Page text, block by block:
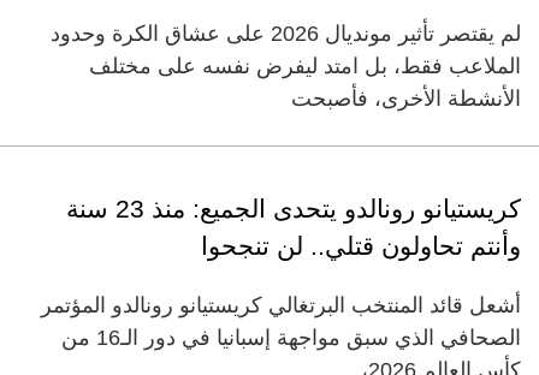
لم يقتصر تأثير مونديال 2026 على عشاق الكرة وحدود
الملاعب فقط، بل امتد ليفرض نفسه على مختلف
الأنشطة الأخرى، فأصبحت
كريستيانو رونالدو يتحدى الجميع: منذ 23 سنة
وأنتم تحاولون قتلي.. لن تنجحوا
أشعل قائد المنتخب البرتغالي كريستيانو رونالدو المؤتمر
الصحافي الذي سبق مواجهة إسبانيا في دور الـ16 من